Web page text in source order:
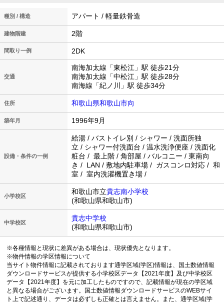
種別 / 構造 アパート / 軽量鉄骨造
建物階建 2階
間取り一例 2DK
交通
南海加太線「東松江」駅 徒歩21分
南海加太線「中松江」駅 徒歩28分
南海線「紀ノ川」駅 徒歩34分
住所 和歌山県和歌山市向
築年月 1996年9月
設備・条件の一例
給湯 / バストイレ別 / シャワー / 洗面所独
立 / シャワー付洗面台 / 温水洗浄便座 / 洗面化
粧台 / 最上階 / 角部屋 / バルコニー / 東南向
き / LAN / 敷地内駐車場 / ガスコンロ対応 / 和
室 / 室内洗濯機置き場 /
小学校区
和歌山市立貴志南小学校
(和歌山県和歌山市)
中学校区
貴志中学校
(和歌山県和歌山市)
※各種情報と現状に差異がある場合は、現状優先となります。
※物件情報の学区情報について
当サイト物件情報に記載されております通学区域(学区)情報は、国土数値情報
ダウンロードサービスが提供する小学校区データ【2021年度】及び中学校区
データ【2021年度】を元に加工したものですので、記載情報が現在の学区域
と異なる場合がございます。国土数値情報ダウンロードサービスのWEBサイ
ト上で記述通り、データは必ずしも正確とは言えません。また、通学区域(学